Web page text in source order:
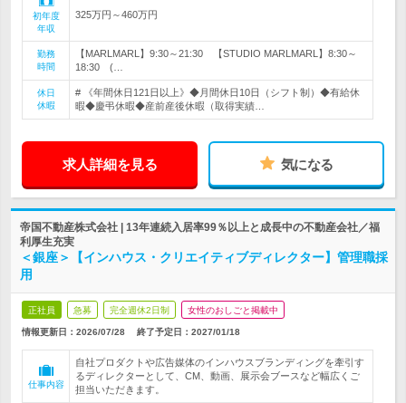
初年度
年収
325万円～460万円
勤務
時間
【MARLMARL】9:30～21:30 【STUDIO MARLMARL】8:30～
18:30 (…
休日
休暇
# 《年間休日121日以上》◆月間休日10日（シフト制）◆有給休
暇◆慶弔休暇◆産前産後休暇（取得実績…
求人詳細を見る 気になる
帝国不動産株式会社 | 13年連続入居率99％以上と成長中の不動産会社／福
利厚生充実
＜銀座＞【インハウス・クリエイティブディレクター】管理職採
用
正社員 急募 完全週休2日制 女性のおしごと掲載中
情報更新日：2026/07/28 終了予定日： 2027/01/18
仕事内容
自社プロダクトや広告媒体のインハウスブランディングを牽引す
るディレクターとして、CM、動画、展示会ブースなど幅広くご
担当いただきます。